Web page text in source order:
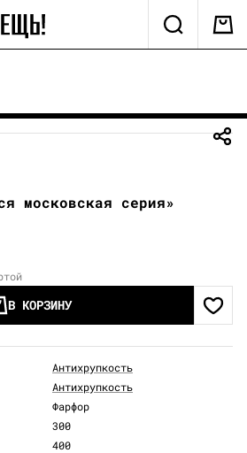
московская серия»
В КОРЗИНУ
Антихрупкость
Антихрупкость
Фарфор
300
400